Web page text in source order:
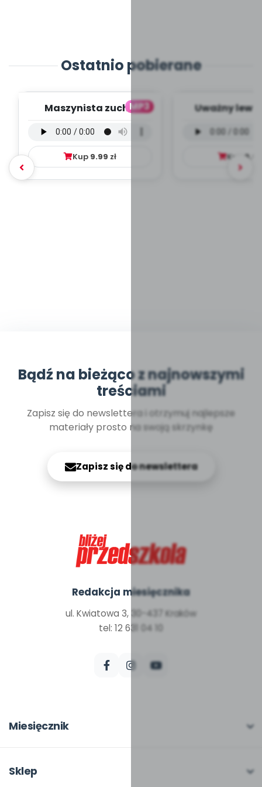
Ostatnio pobierane
MP3
Maszynista zuch -
mp3)
Kup 9.99 zł
Uważny lew
Kup 9.99
Bądź na bieżąco z najnowszymi
treściami
Zapisz się do newslettera i otrzymuj najlepsze
materiały prosto na swoją skrzynkę
Zapisz się do newslettera
Redakcja miesięcznika
ul. Kwiatowa 3, 30-437 Kraków
tel: 12 631 04 10
Miesięcznik
W numerze
Sklep